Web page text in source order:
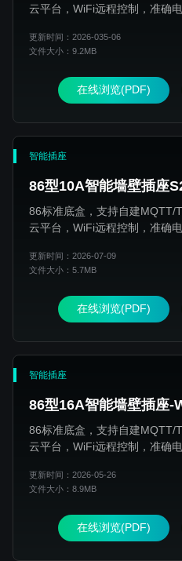
云平台，WiFi远程控制，准确
更新时间：2026-035-06
文件大小：9.2MB
在线浏览(PDF)
智能插座
86型10A智能墙壁插座
86标准底盒，支持自建MQTT/
云平台，WiFi远程控制，准确
更新时间：2026-07-09
文件大小：5.7MB
在线浏览(PDF)
智能插座
86型16A智能墙壁插座-
86标准底盒，支持自建MQTT/
云平台，WiFi远程控制，准确
更新时间：2026-05-26
文件大小：8.9MB
在线浏览(PDF)